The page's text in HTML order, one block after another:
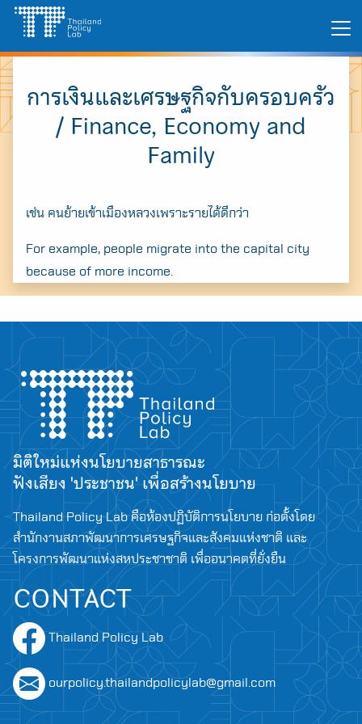
Skip
content
A A
Search
for:
Search
for:
การเงินและเศรษฐกิจกับครอบครัว
/ Finance, Economy and
Family
เช่น คนย้ายเข้าเมืองหลวงเพราะรายได้ดีกว่า
For example, people migrate into the capital city
because of more income.
มิติใหม่แห่งนโยบายสาธารณะ
ฟังเสียง 'ประชาชน' เพื่อสร้างนโยบาย
Thailand Policy Lab คือห้องปฏิบัติการนโยบาย ก่อตั้งโดย
สำนักงานสภาพัฒนาการเศรษฐกิจและสังคมแห่งชาติ และ
โครงการพัฒนาแห่งสหประชาชาติ เพื่ออนาคตที่ยั่งยืน
CONTACT
Thailand Policy Lab
ourpolicy.thailandpolicylab@gmail.com